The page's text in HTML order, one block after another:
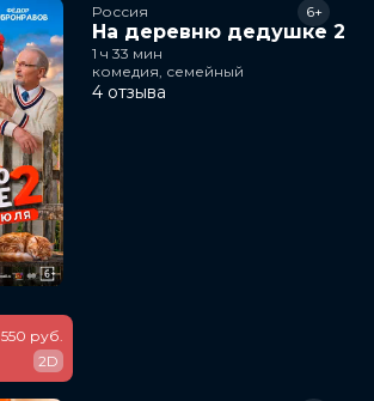
Россия
На деревню дедушке 2
6+
1 ч 33 мин
комедия, семейный
4 отзыва
550 руб.
2D